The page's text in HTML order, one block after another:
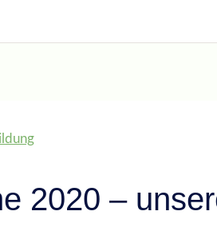
2020 –